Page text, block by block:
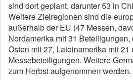
sind dort geplant, darunter 53 in
Weitere Zielregionen sind die
außerhalb der EU (47 Messen,
Nordamerika mit 31
Osten mit 27, Lateinamerika mit 21
Messebeteiligungen. Weitere
zum Herbst aufgenommen werden.